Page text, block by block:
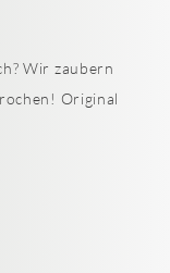
Wir zaubern
Original